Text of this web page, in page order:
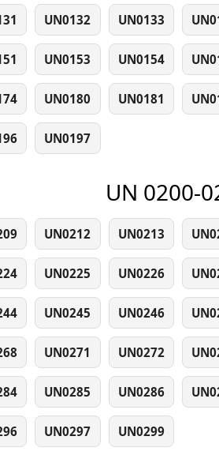
UN0132 UN0133
UN0153 UN0154
UN0180 UN0181
UN0197
UN 0200-
UN0212 UN0213
UN0225 UN0226
UN0245 UN0246
UN0271 UN0272
UN0285 UN0286
UN0297 UN0299